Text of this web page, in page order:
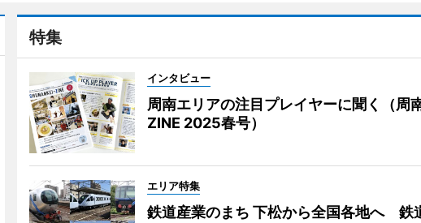
特集
インタビュー
周南エリアの注目プレイヤーに聞く（周
ZINE 2025春号）
エリア特集
鉄道産業のまち 下松から全国各地へ 鉄